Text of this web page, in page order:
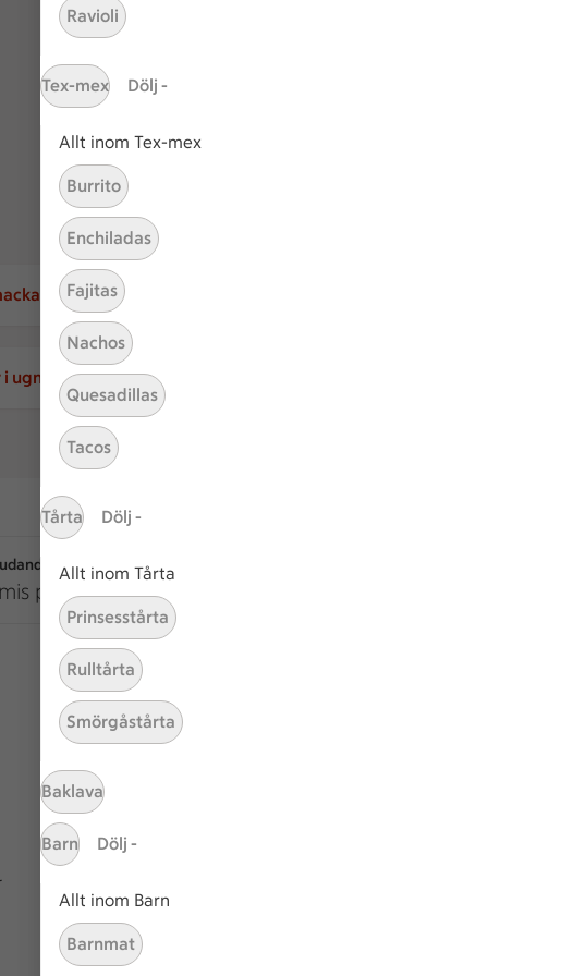
Ravioli
Tex-mex Dölj -
Allt inom Tex-mex
Burrito
Enchiladas
Fajitas
Nachos
Quesadillas
Tacos
Tårta Dölj -
Allt inom Tårta
Prinsesstårta
Rulltårta
Smörgåstårta
Baklava
Barn Dölj -
Allt inom Barn
Barnmat
ugn
på ICA